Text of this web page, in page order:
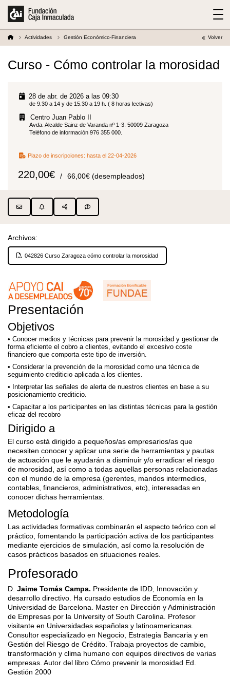
Actividades Gestión Económico-Financiera Volver
Curso - Cómo controlar la morosidad
28 de abr. de 2026 a las 09:30
de 9.30 a 14 y de 15.30 a 19 h. ( 8 horas lectivas)
Centro Juan Pablo II
Avda. Alcalde Sainz de Varanda nº 1-3. 50009 Zaragoza
Teléfono de información 976 355 000.
Plazo de inscripciones: hasta el 22-04-2026
220,00€ 66,00€ (desempleados)
Archivos:
042826 Curso Zaragoza cómo controlar la morosidad
Presentación
Objetivos
Conocer medios y técnicas para prevenir la morosidad y gestionar de
forma eficiente el cobro a clientes, evitando el excesivo coste
financiero que comporta este tipo de inversión.
Considerar la prevención de la morosidad como una técnica de
seguimiento crediticio aplicada a los clientes.
Interpretar las señales de alerta de nuestros clientes en base a su
posicionamiento crediticio.
Capacitar a los participantes en las distintas técnicas para la gestión
eficaz del recobro
Dirigido a
El curso está dirigido a pequeños/as empresarios/as que
necesiten conocer y aplicar una serie de herramientas y pautas
de actuación que le ayudarán a disminuir y/o erradicar el riesgo
de morosidad, así como a todas aquellas personas relacionadas
con el mundo de la empresa (gerentes, mandos intermedios,
contables, financieros, administrativos, etc), interesadas en
conocer dichas herramientas.
Metodología
Las actividades formativas combinarán el aspecto teórico con el
práctico, fomentando la participación activa de los participantes
mediante ejercicios de simulación, así como la resolución de
casos prácticos basados en situaciones reales.
Profesorado
D. Jaime Tomás Campa. Presidente de IDD, Innovación y
desarrollo directivo. Ha cursado estudios de Economía en la
Universidad de Barcelona. Master en Dirección y Administración
de Empresas por la University of South Carolina. Profesor
visitante en Universidades españolas y latinoamericanas.
Consultor especializado en Negocio, Estrategia Bancaria y en
Gestión del Riesgo de Crédito. Trabaja proyectos de cambio,
transformación y clima humano con equipos directivos de varias
empresas. Autor del libro Cómo prevenir la morosidad Ed.
Gestión 2000